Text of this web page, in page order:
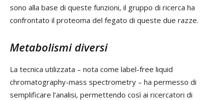
sono alla base di queste funzioni, il gruppo di ricerca ha
confrontato il proteoma del fegato di queste due razze.
Metabolismi diversi
La tecnica utilizzata – nota come label-free liquid
chromatography-mass spectrometry – ha permesso di
semplificare l’analisi, permettendo così ai ricercatori di